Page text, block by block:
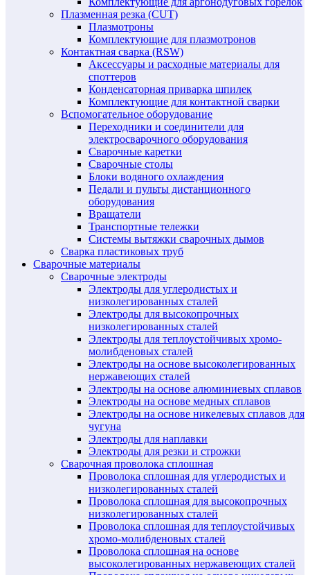
Плазменная резка (CUT)
Плазмотроны
Комплектующие для плазмотронов
Контактная сварка (RSW)
Аксессуары и расходные материалы для
споттеров
Конденсаторная приварка шпилек
Комплектующие для контактной сварки
Вспомогательное оборудование
Переходники и соединители для
электросварочного оборудования
Сварочные каретки
Сварочные столы
Блоки водяного охлаждения
Педали и пульты дистанционного
оборудования
Вращатели
Транспортные тележки
Системы вытяжки сварочных дымов
Сварка пластиковых труб
Сварочные материалы
Сварочные электроды
Электроды для углеродистых и
низколегированных сталей
Электроды для высокопрочных
низколегированных сталей
Электроды для теплоустойчивых хромо-
молибденовых сталей
Электроды на основе высоколегированных
нержавеющих сталей
Электроды на основе алюминиевых сплавов
Электроды на основе медных сплавов
Электроды на основе никелевых сплавов для
чугуна
Электроды для наплавки
Электроды для резки и строжки
Сварочная проволока сплошная
Проволока сплошная для углеродистых и
низколегированных сталей
Проволока сплошная для высокопрочных
низколегированных сталей
Проволока сплошная для теплоустойчивых
хромо-молибденовых сталей
Проволока сплошная на основе
высоколегированных нержавеющих сталей